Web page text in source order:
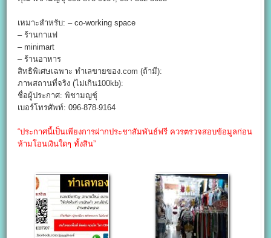
เหมาะสำหรับ: – co-working space
– ร้านกาแฟ
– minimart
– ร้านอาหาร
สิทธิพิเศษเฉพาะ ทำเลขายของ.com (ถ้ามี):
ภาพสถานที่จริง (ไม่เกิน100kb):
ชื่อผู้ประกาศ: พิชามญชุ์
เบอร์โทรศัพท์: 096-878-9164
“ประกาศนี้เป็นเพียงการฝากประชาสัมพันธ์ฟรี ควรตรวจสอบข้อมูลก่อน
ห้ามโอนเงินใดๆ ทั้งสิน”